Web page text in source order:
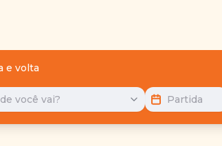
e volta
você vai? Partida